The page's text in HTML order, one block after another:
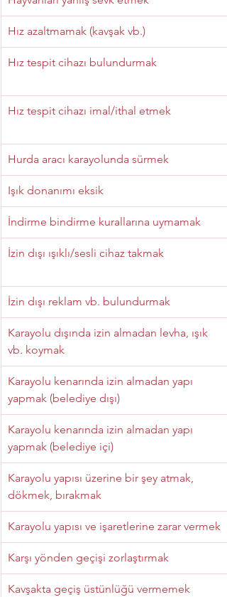
Hız azaltmamak (kavşak vb.)
Hız tespit cihazı bulundurmak
Hız tespit cihazı imal/ithal etmek
Hurda aracı karayolunda sürmek
Işık donanımı eksik
İndirme bindirme kurallarına uymamak
İzin dışı ışıklı/sesli cihaz takmak
İzin dışı reklam vb. bulundurmak
Karayolu dışında izin almadan levha, ışık
vb. koymak
Karayolu kenarında izin almadan yapı
yapmak (belediye dışı)
Karayolu kenarında izin almadan yapı
yapmak (belediye içi)
Karayolu yapısı üzerine bir şey atmak,
dökmek, bırakmak
Karayolu yapısı ve işaretlerine zarar vermek
Karşı yönden geçişi zorlaştırmak
Kavşakta geçiş üstünlüğü vermemek